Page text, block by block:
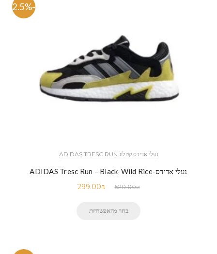
-42.5%
נעלי אדידס קטלוג ADIDAS TRESC RUN
נעלי אדידס-ADIDAS Tresc Run – Black-Wild Rice
520.00₪
299.00₪
בחר מהאפשרויות